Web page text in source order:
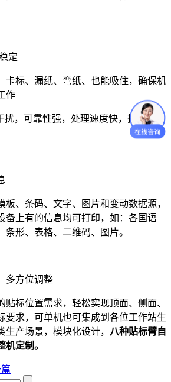
定
卡标、漏纸、弯纸、也能吸住，确保机
作
扰，可靠性强，处理速度快，指令快执
板、条码、文字、图片和变动数据源，
备上有的信息均可打印，如：各国语
形、表格、二维码、图片。
多方位调整
贴标位置需求，轻松实现顶面、侧面、
要求，可单机也可集成到各位工作站生
生产场景，模块化设计， 八种贴标臂自
机定制。
篇